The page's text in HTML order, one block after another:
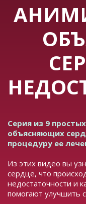
Серия из 9
объясняющих
процедуру ее
Из этих видео вы
сердце, что
недостаточности и
помогают улучшить